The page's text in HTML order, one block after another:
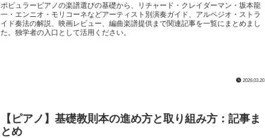
ポピュラーピアノの楽譜選びの基礎から、リチャード・クレイダーマン・坂本龍
一・エンニオ・モリコーネなどアーティスト別演奏ガイド、アルペジオ・ストラ
イド奏法の解説、映画レビュー、編曲楽譜提供まで関連記事を一覧にまとめまし
た。独学者の入口として活用ください。
2026.03.20
【ピアノ】基礎教則本の進め方と取り組み方：記事ま
とめ